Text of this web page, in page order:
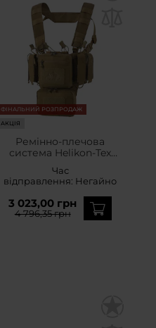
ФІНАЛЬНИЙ РОЗПРОДАЖ
АКЦІЯ
Ремінно-плечова
система Helikon-Tex
Coyote
Час
відправлення: Негайно
3 023,00 грн
4 796,35 грн